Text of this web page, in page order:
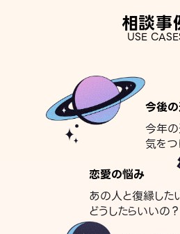
相談事
USE
今後
今年
気をつ
恋愛の悩み
あの人と復縁し
どうしたらいいの？